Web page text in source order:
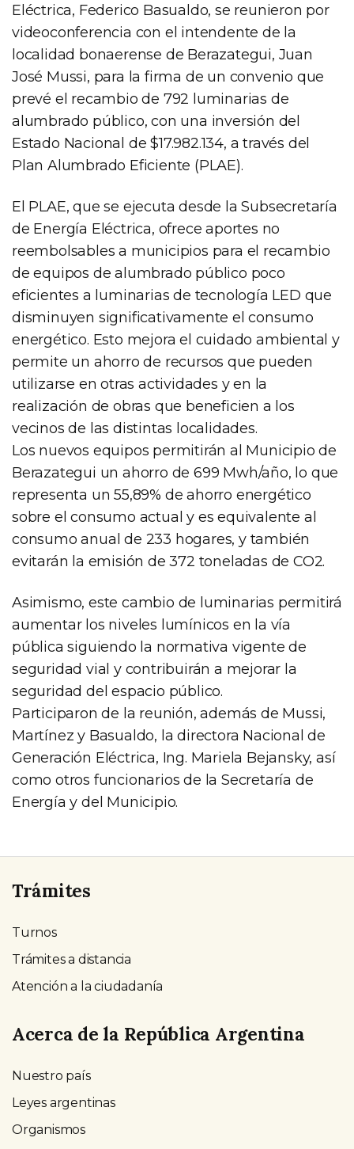
Eléctrica, Federico Basualdo, se reunieron por
videoconferencia con el intendente de la
localidad bonaerense de Berazategui, Juan
José Mussi, para la firma de un convenio que
prevé el recambio de 792 luminarias de
alumbrado público, con una inversión del
Estado Nacional de $17.982.134, a través del
Plan Alumbrado Eficiente (PLAE).
El PLAE, que se ejecuta desde la Subsecretaría
de Energía Eléctrica, ofrece aportes no
reembolsables a municipios para el recambio
de equipos de alumbrado público poco
eficientes a luminarias de tecnología LED que
disminuyen significativamente el consumo
energético. Esto mejora el cuidado ambiental y
permite un ahorro de recursos que pueden
utilizarse en otras actividades y en la
realización de obras que beneficien a los
vecinos de las distintas localidades.
Los nuevos equipos permitirán al Municipio de
Berazategui un ahorro de 699 Mwh/año, lo que
representa un 55,89% de ahorro energético
sobre el consumo actual y es equivalente al
consumo anual de 233 hogares, y también
evitarán la emisión de 372 toneladas de CO2.
Asimismo, este cambio de luminarias permitirá
aumentar los niveles lumínicos en la vía
pública siguiendo la normativa vigente de
seguridad vial y contribuirán a mejorar la
seguridad del espacio público.
Participaron de la reunión, además de Mussi,
Martínez y Basualdo, la directora Nacional de
Generación Eléctrica, Ing. Mariela Bejansky, así
como otros funcionarios de la Secretaría de
Energía y del Municipio.
Trámites
Turnos
Trámites a distancia
Atención a la ciudadanía
Acerca de la República Argentina
Nuestro país
Leyes argentinas
Organismos